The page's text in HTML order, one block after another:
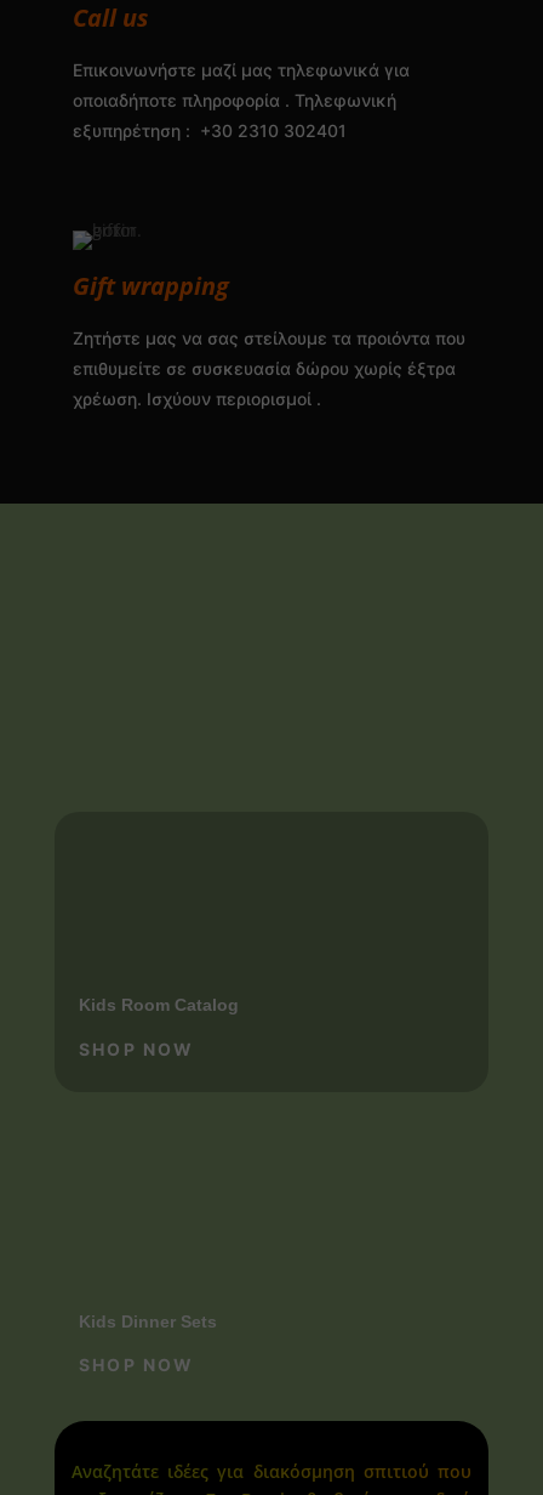
Call us
Επικοινωνήστε μαζί μας τηλεφωνικά για
οποιαδήποτε πληροφορία . Τηλεφωνική
εξυπηρέτηση : +30 2310 302401
Gift wrapping
Ζητήστε μας να σας στείλουμε τα προιόντα που
επιθυμείτε σε συσκευασία δώρου χωρίς έξτρα
χρέωση. Ισχύουν περιορισμοί .
Kids Room Catalog
SHOP NOW
Kids Dinner Sets
SHOP NOW
Αναζητάτε ιδέες για διακόσμηση σπιτιού που